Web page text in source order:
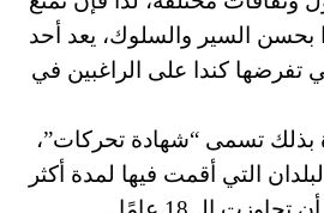
بحسن السير والسلوك، يعد أحد
تفرضها كندا على الراغبين في
بذلك تسمى “شهادة تحركات”،
التي أقمت فيها لمدة أكثر